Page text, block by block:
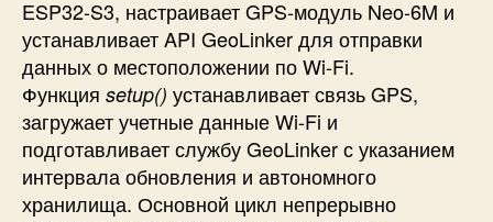
ESP32-S3, настраиваетGPS-модуль Neo-6M и
устанавливаетAPI GeoLinkerдля отправки
данных о местоположении по Wi-Fi.
Функция setup() устанавливает связь GPS,
загружает учетные данные Wi-Fi и
подготавливает службу GeoLinker с указанием
интервала обновления и автономного
хранилища. Основной цикл непрерывно